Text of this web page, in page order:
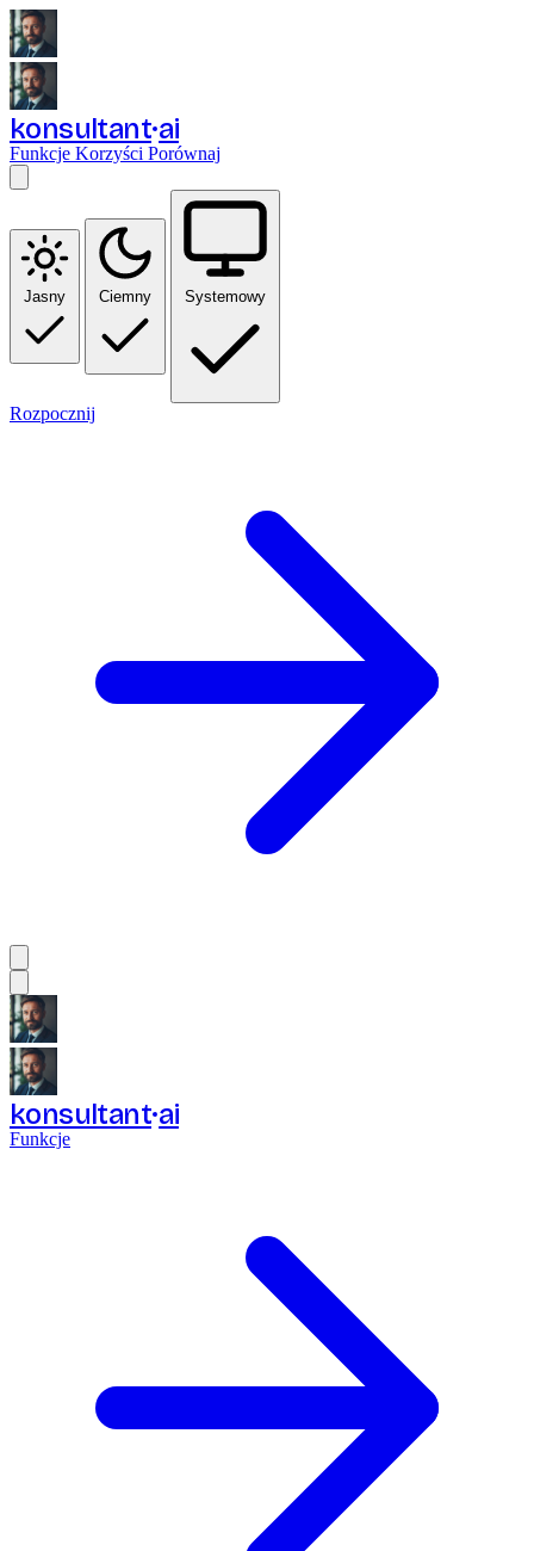
konsultant ai
Funkcje Korzyści Porównaj
Jasny Ciemny Systemowy
Rozpocznij
konsultant ai
Funkcje